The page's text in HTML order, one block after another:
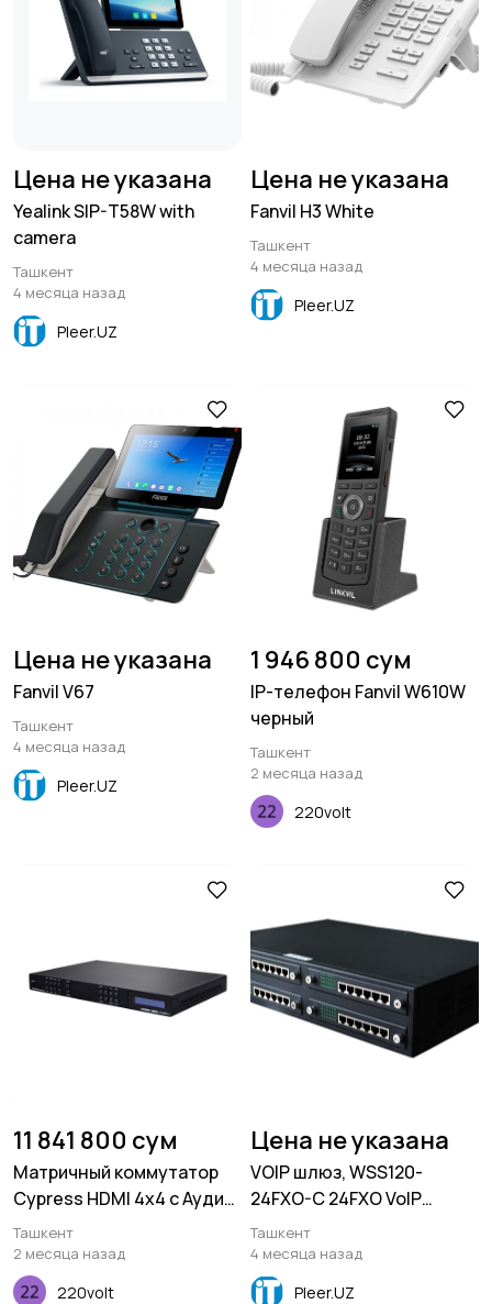
Цена не указана
Yealink SIP-T58W with
camera
Ташкент
4 месяца назад
Pleer.UZ
Цена не указана
Fanvil H3 White
Ташкент
4 месяца назад
Pleer.UZ
Цена не указана
Fanvil V67
Ташкент
4 месяца назад
Pleer.UZ
1 946 800 сум
IP-телефон Fanvil W610W
черный
Ташкент
2 месяца назад
220volt
11 841 800 сум
Матричный коммутатор
Cypress HDMI 4x4 с Аудио
выходом CPLUS-V4H4HPA
Ташкент
2 месяца назад
220volt
Цена не указана
VOIP шлюз, WSS120-
24FXO-C 24FXO VoIP
Gateway
Ташкент
4 месяца назад
Pleer.UZ